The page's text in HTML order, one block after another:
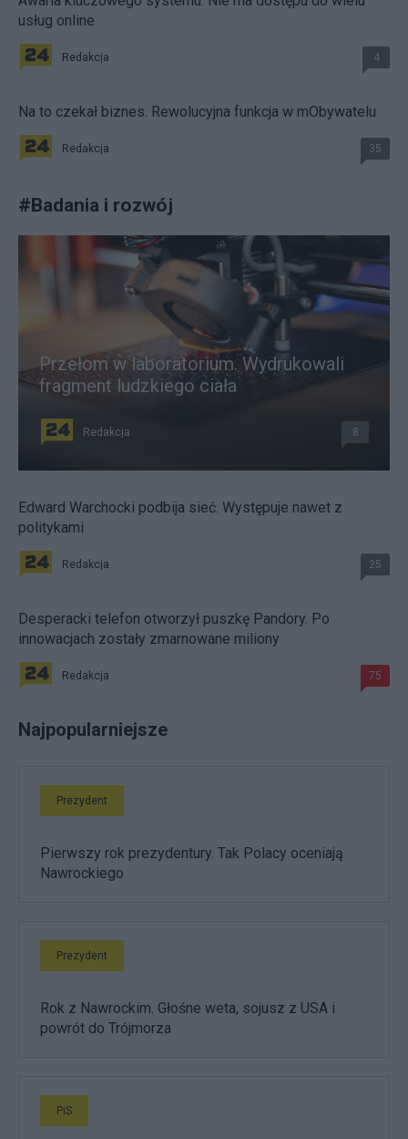
usług online
Redakcja 4
Na to czekał biznes. Rewolucyjna funkcja w mObywatelu
Redakcja 35
#Badania i rozwój
Przełom w laboratorium. Wydrukowali
fragment ludzkiego ciała
Redakcja 8
Edward Warchocki podbija sieć. Występuje nawet z
politykami
Redakcja 25
Desperacki telefon otworzył puszkę Pandory. Po
innowacjach zostały zmarnowane miliony
Redakcja 75
Najpopularniejsze
Prezydent
Pierwszy rok prezydentury. Tak Polacy oceniają
Nawrockiego
Prezydent
Rok z Nawrockim. Głośne weta, sojusz z USA i
powrót do Trójmorza
PiS